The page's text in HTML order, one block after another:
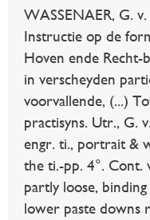
WASSENAER, G.
Instructie op de
Hoven ende Recht-
in verscheyden
voorvallende, (...)
practisyns. Utr., G.
engr. ti., portrait &
the ti.-pp. 4°. Cont.
partly loose,
lower paste downs